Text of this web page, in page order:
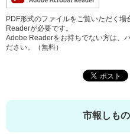
PDF形式のファイルをご覧いただく
Readerが必要です。
Adobe Readerをお持ちでない方は、
ださい。（無料）
市報しも